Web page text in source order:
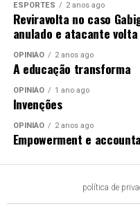
ESPORTES 2 anos ago
Reviravolta no caso
anulado e atacante
OPINIÃO 2 anos ago
A educação transforma
OPINIÃO 1 ano ago
Invenções
OPINIÃO 2 anos ago
Empowerment e
política de